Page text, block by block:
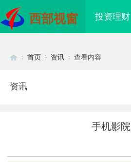
西部视窗 投资理财
首页 资讯 查看内容
资讯
手机影